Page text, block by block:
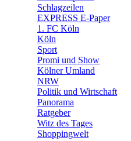
Schlagzeilen
EXPRESS E-Paper
1. FC Köln
Köln
Sport
Promi und Show
Kölner Umland
NRW
Politik und Wirtschaft
Panorama
Ratgeber
Witz des Tages
Shoppingwelt